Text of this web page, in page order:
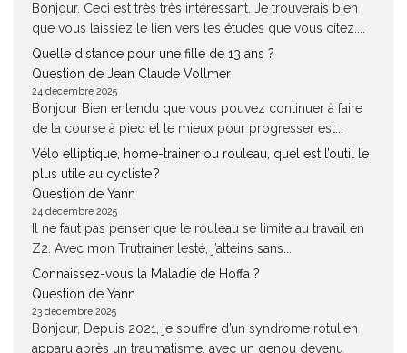
Bonjour. Ceci est très très intéressant. Je trouverais bien
que vous laissiez le lien vers les études que vous citez....
Quelle distance pour une fille de 13 ans ?
Question de Jean Claude Vollmer
24 décembre 2025
Bonjour Bien entendu que vous pouvez continuer à faire
de la course à pied et le mieux pour progresser est...
Vélo elliptique, home-trainer ou rouleau, quel est l’outil le
plus utile au cycliste ?
Question de Yann
24 décembre 2025
Il ne faut pas penser que le rouleau se limite au travail en
Z2. Avec mon Trutrainer lesté, j’atteins sans...
Connaissez-vous la Maladie de Hoffa ?
Question de Yann
23 décembre 2025
Bonjour, Depuis 2021, je souffre d’un syndrome rotulien
apparu après un traumatisme, avec un genou devenu